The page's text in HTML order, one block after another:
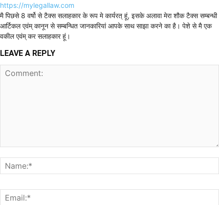
https://mylegallaw.com
मै पिछसे 8 वर्षो से टैक्स सलाहकार के रूप मे कार्यरत् हूं, इसके अलावा मेरा शौक टैक्स सम्बन्धी
आर्टिकल एवंम् कानून से सम्बन्धित जानकारियां आपके साथ साझा करने का है। पेशे से मै एक
वकील एवंम् कर सलाहकार हूं।
LEAVE A REPLY